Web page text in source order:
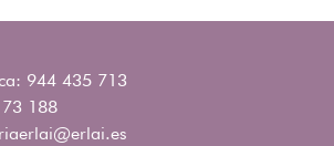
944 435 713
188